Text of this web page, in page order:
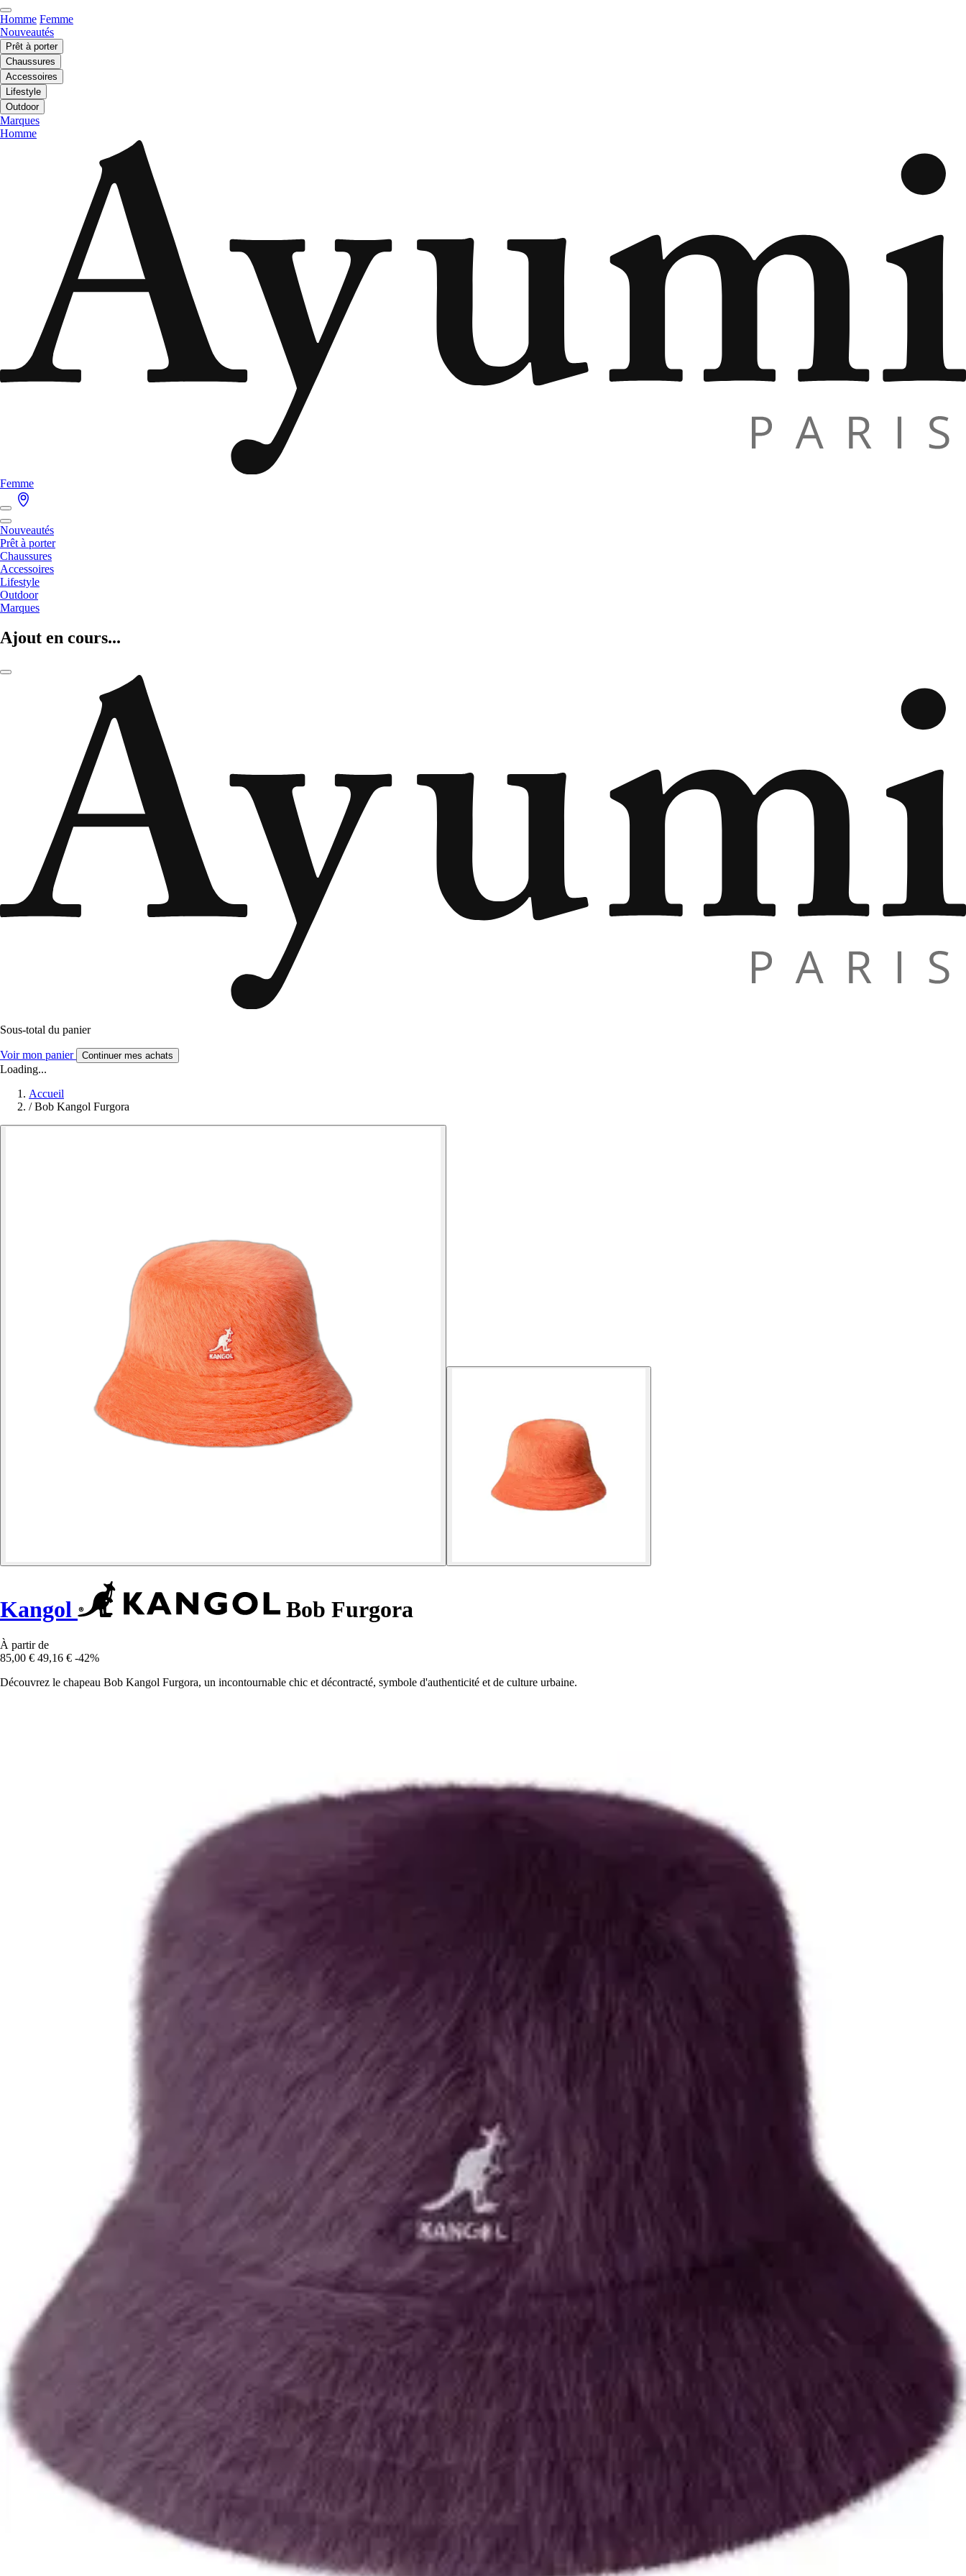
Homme Femme
Nouveautés
Prêt à porter
Chaussures
Accessoires
Lifestyle
Outdoor
Marques
Homme
Femme
Nouveautés
Prêt à porter
Chaussures
Accessoires
Lifestyle
Outdoor
Marques
Ajout en cours...
Sous-total du panier
Voir mon panier Continuer mes achats
Loading...
Accueil
/ Bob Kangol Furgora
Kangol Bob Furgora
À partir de
85,00 € 49,16 € -42%
Découvrez le chapeau Bob Kangol Furgora, un incontournable chic et décontracté, symbole d'authenticité et de culture urbaine.